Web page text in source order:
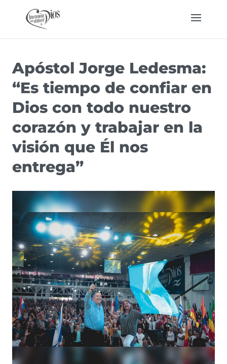
Apóstol Jorge Ledesma:
“Es tiempo de confiar en
Dios con todo nuestro
corazón y trabajar en la
visión que Él nos
entrega”